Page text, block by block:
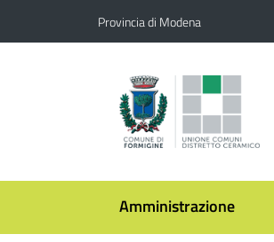
Provincia di Modena
Amministrazione